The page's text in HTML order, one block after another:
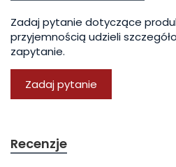
Zadaj pytanie dotyczące
przyjemnością udzieli
zapytanie.
Zadaj pytanie
Recenzje